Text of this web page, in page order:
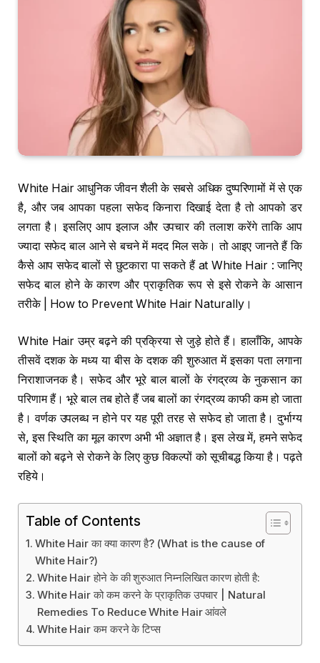
White Hair आधुनिक जीवन शैली के सबसे अधिक दुष्परिणामों में से एक
है, और जब आपका पहला सफेद किनारा दिखाई देता है तो आपको डर
लगता है। इसलिए आप इलाज और उपचार की तलाश करेंगे ताकि आप
ज्यादा सफेद बाल आने से बचने में मदद मिल सके। तो आइए जानते हैं कि
कैसे आप सफेद बालों से छुटकारा पा सकते हैं at White Hair : जानिए
सफेद बाल होने के कारण और प्राकृतिक रूप से इसे रोकने के आसान
तरीके | How to Prevent White Hair Naturally।
White Hair उम्र बढ़ने की प्रक्रिया से जुड़े होते हैं। हालाँकि, आपके
तीसवें दशक के मध्य या बीस के दशक की शुरुआत में इसका पता लगाना
निराशाजनक है। सफेद और भूरे बाल बालों के रंगद्रव्य के नुकसान का
परिणाम हैं। भूरे बाल तब होते हैं जब बालों का रंगद्रव्य काफी कम हो जाता
है। वर्णक उपलब्ध न होने पर यह पूरी तरह से सफेद हो जाता है। दुर्भाग्य
से, इस स्थिति का मूल कारण अभी भी अज्ञात है। इस लेख में, हमने सफेद
बालों को बढ़ने से रोकने के लिए कुछ विकल्पों को सूचीबद्ध किया है। पढ़ते
रहिये।
Table of Contents
White Hair का क्या कारण है? (What is the cause of
White Hair?)
White Hair होने के की शुरुआत निम्नलिखित कारण होती है:
White Hair को कम करने के प्राकृतिक उपचार | Natural
Remedies To Reduce White Hair आंवले
White Hair कम करने के टिप्स